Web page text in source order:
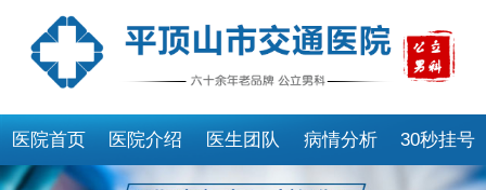
医院首页 医院介绍 医生团队 病情分析 30秒挂号